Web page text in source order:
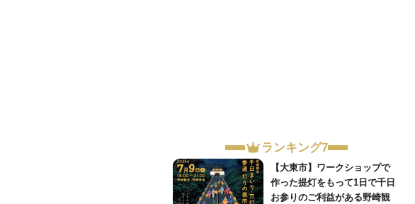
ランキング7
【大東市】ワークショップで
作った提灯をもって1日で千日
お参りのご利益がある野崎観